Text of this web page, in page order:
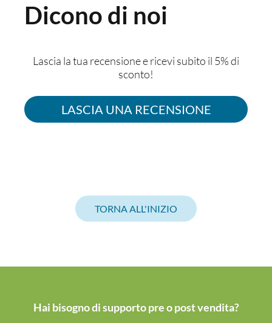
Dicono di noi
Lascia la tua recensione e ricevi subito il 5% di
sconto!
LASCIA UNA RECENSIONE
TORNA ALL'INIZIO
Hai bisogno di supporto pre o post vendita?